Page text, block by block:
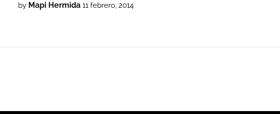
by Mapi Hermida 11 febrero, 2014